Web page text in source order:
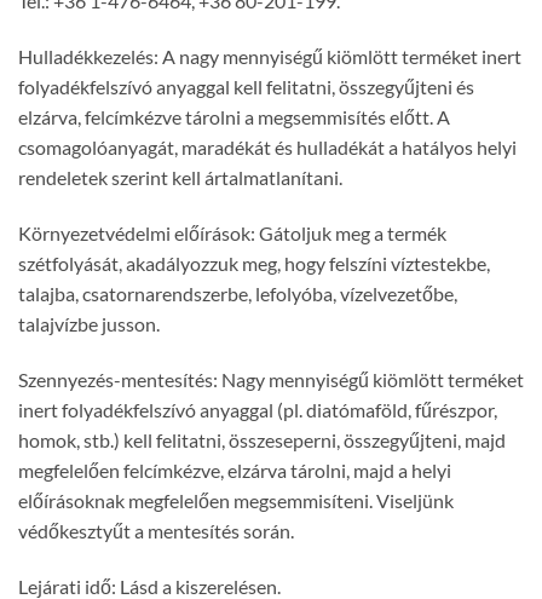
Hulladékkezelés: A nagy mennyiségű kiömlött terméket inert
folyadékfelszívó anyaggal kell felitatni, összegyűjteni és
elzárva, felcímkézve tárolni a megsemmisítés előtt. A
csomagolóanyagát, maradékát és hulladékát a hatályos helyi
rendeletek szerint kell ártalmatlanítani.
Környezetvédelmi előírások: Gátoljuk meg a termék
szétfolyását, akadályozzuk meg, hogy felszíni víztestekbe,
talajba, csatornarendszerbe, lefolyóba, vízelvezetőbe,
talajvízbe jusson.
Szennyezés-mentesítés: Nagy mennyiségű kiömlött terméket
inert folyadékfelszívó anyaggal (pl. diatómaföld, fűrészpor,
homok, stb.) kell felitatni, összeseperni, összegyűjteni, majd
megfelelően felcímkézve, elzárva tárolni, majd a helyi
előírásoknak megfelelően megsemmisíteni. Viseljünk
védőkesztyűt a mentesítés során.
Lejárati idő: Lásd a kiszerelésen.